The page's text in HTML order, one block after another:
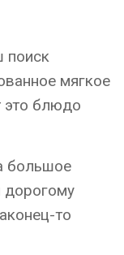
поиск
мягкое
это блюдо
большое
дорогому
то